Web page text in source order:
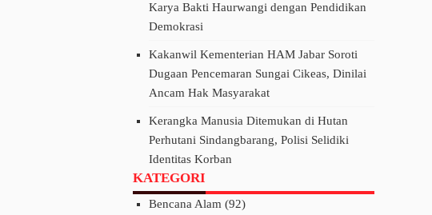
Karya Bakti Haurwangi dengan Pendidikan
Demokrasi
Kakanwil Kementerian HAM Jabar Soroti
Dugaan Pencemaran Sungai Cikeas, Dinilai
Ancam Hak Masyarakat
Kerangka Manusia Ditemukan di Hutan
Perhutani Sindangbarang, Polisi Selidiki
Identitas Korban
KATEGORI
Bencana Alam (92)